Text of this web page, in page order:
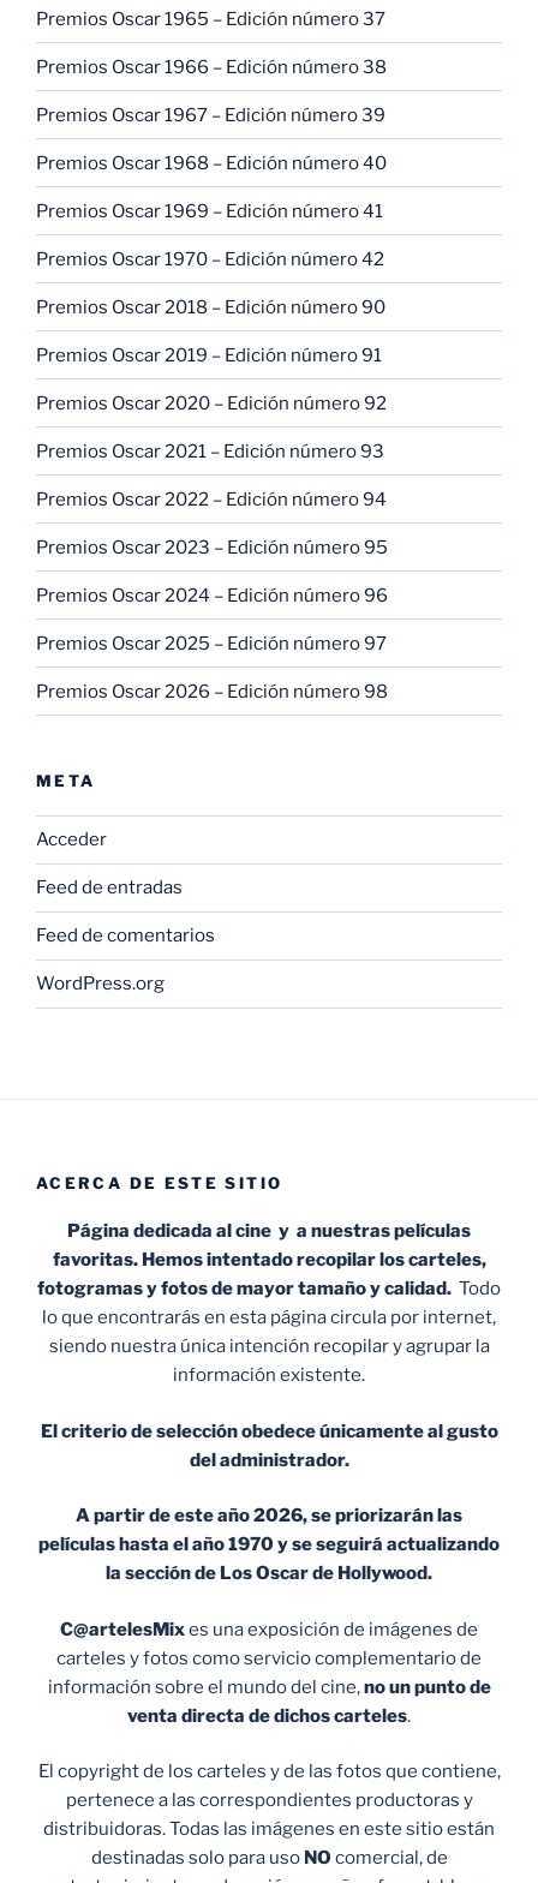
Premios Oscar 1965 – Edición número 37
Premios Oscar 1966 – Edición número 38
Premios Oscar 1967 – Edición número 39
Premios Oscar 1968 – Edición número 40
Premios Oscar 1969 – Edición número 41
Premios Oscar 1970 – Edición número 42
Premios Oscar 2018 – Edición número 90
Premios Oscar 2019 – Edición número 91
Premios Oscar 2020 – Edición número 92
Premios Oscar 2021 – Edición número 93
Premios Oscar 2022 – Edición número 94
Premios Oscar 2023 – Edición número 95
Premios Oscar 2024 – Edición número 96
Premios Oscar 2025 – Edición número 97
Premios Oscar 2026 – Edición número 98
META
Acceder
Feed de entradas
Feed de comentarios
WordPress.org
ACERCA DE ESTE SITIO
Página dedicada al cine y a nuestras películas
favoritas. Hemos intentado recopilar los carteles,
fotogramas y fotos de mayor tamaño y calidad. Todo
lo que encontrarás en esta página circula por internet,
siendo nuestra única intención recopilar y agrupar la
información existente.
El criterio de selección obedece únicamente al gusto
del administrador.
A partir de este año 2026, se priorizarán las
películas hasta el año 1970 y se seguirá actualizando
la sección de Los Oscar de Hollywood.
C@artelesMixes una exposición de imágenes de
carteles y fotos como servicio complementario de
información sobre el mundo del cine,no un punto de
venta directa de dichos carteles.
El copyright de los carteles y de las fotos que contiene,
pertenece a las correspondientes productoras y
distribuidoras. Todas las imágenes en este sitio están
destinadas solo para uso NO comercial, de